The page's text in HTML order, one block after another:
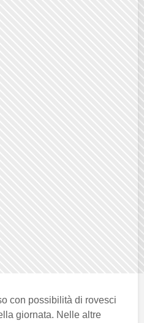
con possibilità di rovesci
giornata. Nelle altre